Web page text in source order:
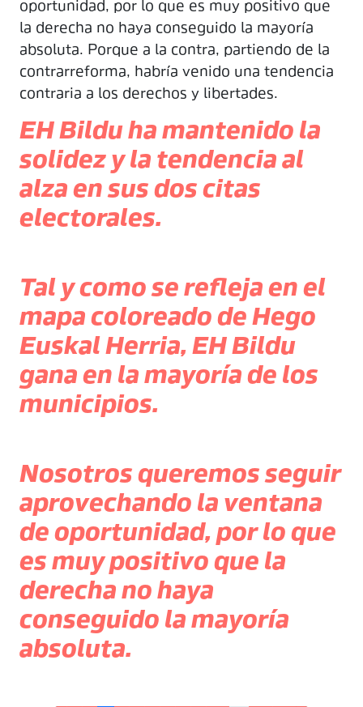
oportunidad, por lo que es muy positivo que
la derecha no haya conseguido la mayoría
absoluta. Porque a la contra, partiendo de la
contrarreforma, habría venido una tendencia
contraria a los derechos y libertades.
EH Bildu ha mantenido la
solidez y la tendencia al
alza en sus dos citas
electorales.
Tal y como se refleja en el
mapa coloreado de Hego
Euskal Herria, EH Bildu
gana en la mayoría de los
municipios.
Nosotros queremos seguir
aprovechando la ventana
de oportunidad, por lo que
es muy positivo que la
derecha no haya
conseguido la mayoría
absoluta.